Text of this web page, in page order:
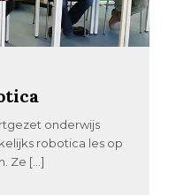
onderwijs
robotica les op
Ze […]